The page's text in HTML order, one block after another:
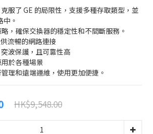
服了 GE 的局限性，支援多種存取類型，並
。
，確保交換器的穩定性和不間斷服務。
流暢的網路連接
波保護，且可靠性高
於各種場景
理和遠端運維，使用更加便捷。
HK$9,548.00